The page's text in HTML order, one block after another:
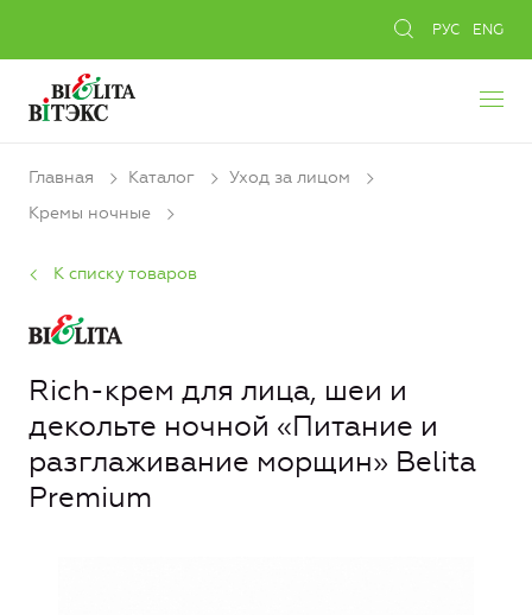
РУС ENG
Главная Каталог
Уход за лицом
Кремы ночные
К списку товаров
Rich-крем для лица, шеи и
декольте ночной «Питание и
разглаживание морщин» Belita
Premium